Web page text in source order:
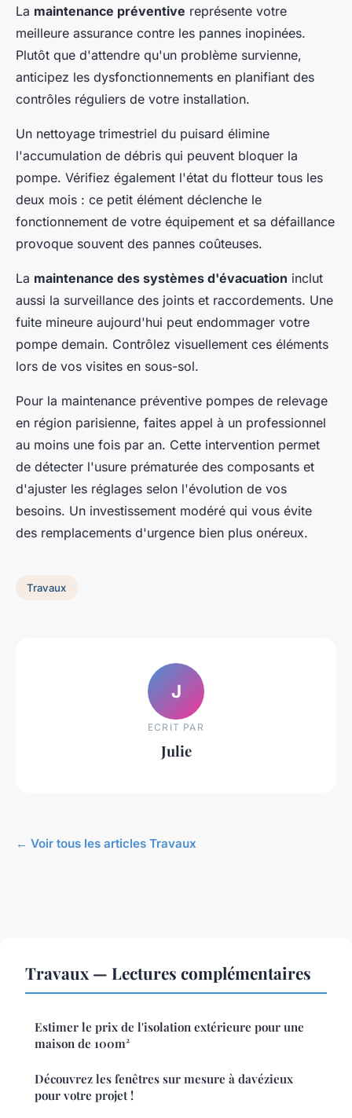
La maintenance préventive représente votre
meilleure assurance contre les pannes inopinées.
Plutôt que d'attendre qu'un problème survienne,
anticipez les dysfonctionnements en planifiant des
contrôles réguliers de votre installation.
Un nettoyage trimestriel du puisard élimine
l'accumulation de débris qui peuvent bloquer la
pompe. Vérifiez également l'état du flotteur tous les
deux mois : ce petit élément déclenche le
fonctionnement de votre équipement et sa défaillance
provoque souvent des pannes coûteuses.
La maintenance des systèmes d'évacuation inclut
aussi la surveillance des joints et raccordements. Une
fuite mineure aujourd'hui peut endommager votre
pompe demain. Contrôlez visuellement ces éléments
lors de vos visites en sous-sol.
Pour la maintenance préventive pompes de relevage
en région parisienne, faites appel à un professionnel
au moins une fois par an. Cette intervention permet
de détecter l'usure prématurée des composants et
d'ajuster les réglages selon l'évolution de vos
besoins. Un investissement modéré qui vous évite
des remplacements d'urgence bien plus onéreux.
Travaux
J
ECRIT PAR
Julie
← Voir tous les articles Travaux
Travaux — Lectures complémentaires
Estimer le prix de l'isolation extérieure pour une
maison de 100m²
Découvrez les fenêtres sur mesure à davézieux
pour votre projet !